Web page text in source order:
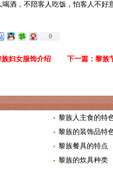
酒，不陪客人吃饭，怕客人不好
0
族妇女服饰介绍 下一篇： 黎族
黎族人主食的特
黎族的装饰品特
黎族餐具的特点
黎族的炊具种类